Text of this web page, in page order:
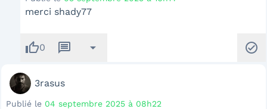
merci shady77
thumb_up0 message arrow_drop_down check_circle
3rasus
Publié le 04 septembre 2025 à 08h22